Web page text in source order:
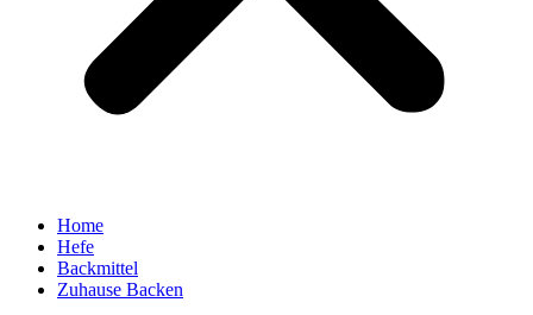
Home
Hefe
Backmittel
Zuhause Backen